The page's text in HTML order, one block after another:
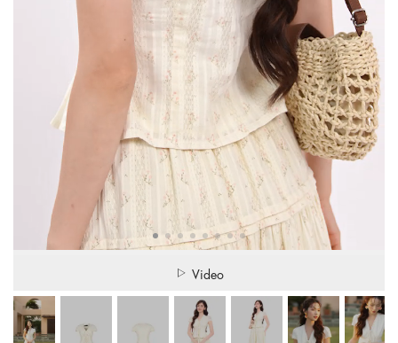
Video